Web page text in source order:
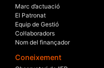
Marc d’actuació
El Patronat
Equip de Gestió
Col·laboradors
Nom del finançador
Coneixement